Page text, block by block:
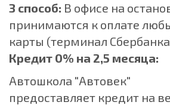
3 способ: В офисе на
принимаются к оплате
карты (терминал
Кредит 0% на 2,5 месяца:
Автошкола "Автовек"
предоставляет кредит на